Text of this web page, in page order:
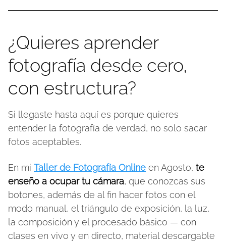
¿Quieres aprender
fotografía desde cero,
con estructura?
Si llegaste hasta aquí es porque quieres
entender la fotografía de verdad, no solo sacar
fotos aceptables.
En mi Taller de Fotografía Online en Agosto, te
enseño a ocupar tu cámara, que conozcas sus
botones, además de al fin hacer fotos con el
modo manual, el triángulo de exposición, la luz,
la composición y el procesado básico — con
clases en vivo y en directo, material descargable